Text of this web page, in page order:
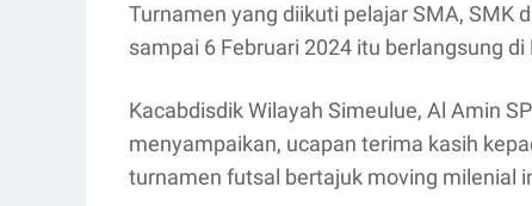
Turnamen yang diikuti pelajar SMA, SMK
sampai 6 Februari 2024 itu berlangsung
Kacabdisdik Wilayah Simeulue, Al Amin
menyampaikan, ucapan terima kasih
turnamen futsal bertajuk moving milenial